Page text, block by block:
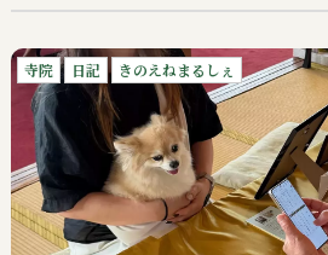
寺院 日記 きのえねまるしぇ